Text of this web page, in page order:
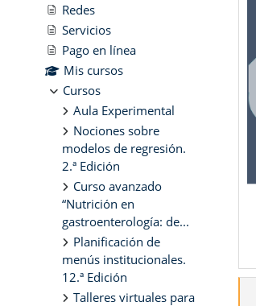
Redes
Servicios
Pago en línea
Mis cursos
Cursos
Aula Experimental
Nociones sobre
modelos de regresión.
2.ª Edición
Curso avanzado
“Nutrición en
gastroenterología: de...
Planificación de
menús institucionales.
12.ª Edición
Talleres virtuales para